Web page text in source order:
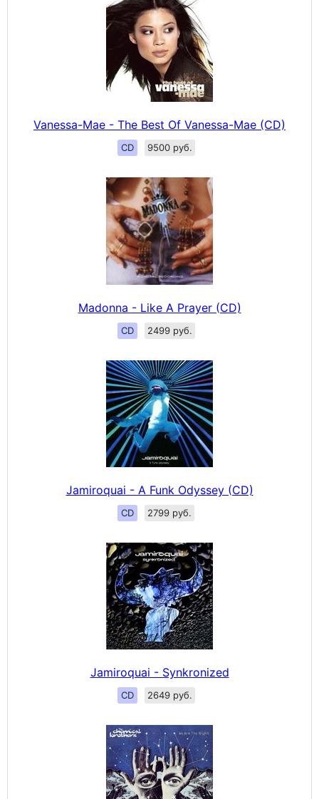
Vanessa-Mae - The Best Of Vanessa-Mae (CD)
CD 9500 руб.
Madonna - Like A Prayer (CD)
CD 2499 руб.
Jamiroquai - A Funk Odyssey (CD)
CD 2799 руб.
Jamiroquai - Synkronized
CD 2649 руб.